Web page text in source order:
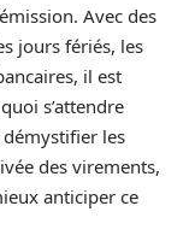
Avec des
jours fériés, les
il est
s’attendre
démystifier les
des virements,
anticiper ce